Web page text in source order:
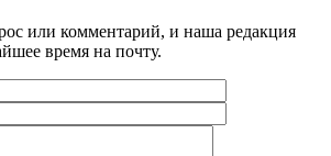
или комментарий, и наша редакция
время на почту.